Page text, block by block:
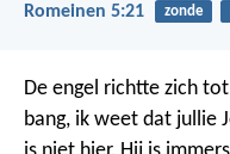
Romeinen 5:21 zonde
De engel richtte zich
bang, ik weet dat jullie